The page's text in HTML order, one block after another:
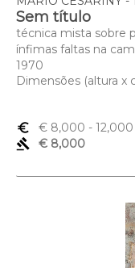
Sem título
técnica mista sobre
ínfimas faltas na
1970
Dimensões (altura x
euro_symbol € 8,000 - 12,000
gavel
€ 8,000